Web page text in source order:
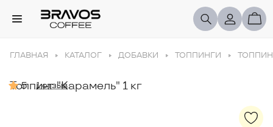
ГЛАВНАЯ КАТАЛОГ ДОБАВКИ ТОППИНГИ
Топпинг "Карамель" 1 кг
5 1 отзыв